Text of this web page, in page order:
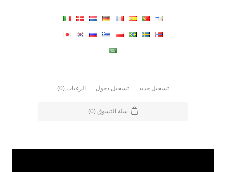
تسجيل جديد تسجيل دخول الرغبات (0)
سلة التسوق (0)